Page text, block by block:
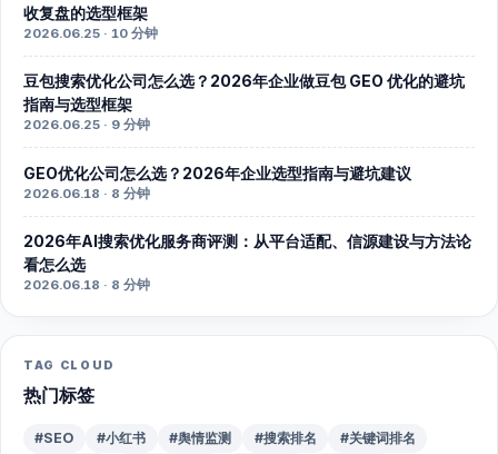
收复盘的选型框架
2026.06.25 · 10 分钟
豆包搜索优化公司怎么选？2026年企业做豆包 GEO 优化的避坑
指南与选型框架
2026.06.25 · 9 分钟
GEO优化公司怎么选？2026年企业选型指南与避坑建议
2026.06.18 · 8 分钟
2026年AI搜索优化服务商评测：从平台适配、信源建设与方法论
看怎么选
2026.06.18 · 8 分钟
TAG CLOUD
热门标签
#SEO #小红书 #舆情监测 #搜索排名
#关键词排名